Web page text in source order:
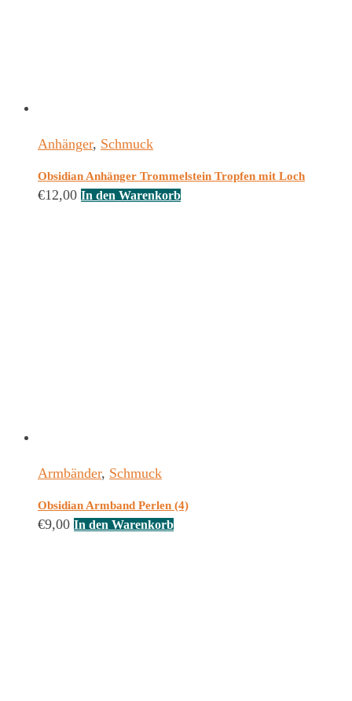
Anhänger, Schmuck
Obsidian Anhänger Trommelstein Tropfen mit Loch
€12,00 In den Warenkorb
Armbänder, Schmuck
Obsidian Armband Perlen (4)
€9,00 In den Warenkorb